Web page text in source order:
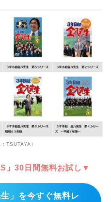
TSUTAYA）
」30日間無料お試し▼
」を今すぐ無料レ